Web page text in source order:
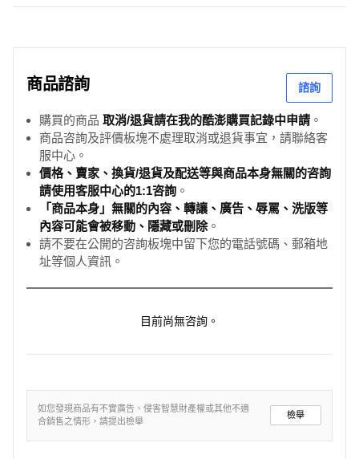
商品諮詢 諮詢
購買的商品 取消/退貨請在我的酷澎購買記錄中申請 。
商品咨詢及評價板塊不處理取消或退貨事宜，請聯絡客
服中心。
價格、賣家、換貨/退貨及配送等與商品本身無關的咨詢
請使用客服中心的1:1咨詢 。
「商品本身」無關的內容、轉讓、廣告、辱罵、洗版等
內容可能會被移動、隱藏或刪除。
請不要在公開的咨詢板塊中留下您的電話號碼、郵箱地
址等個人資訊。
目前尚無咨詢。
如您發現商品有不實廣告、侵害智慧財產權或其他不適
合銷售之情形，請提出檢舉
檢舉